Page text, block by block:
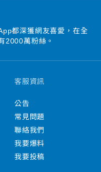
都深獲網友喜愛，在全
2000萬粉絲。
客服資訊
公告
常見問題
聯絡我們
我要爆料
我要投稿